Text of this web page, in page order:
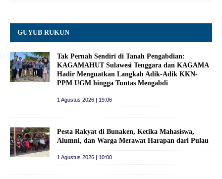
GUYUB RUKUN
Tak Pernah Sendiri di Tanah Pengabdian:
KAGAMAHUT Sulawesi Tenggara dan KAGAMA
Hadir Menguatkan Langkah Adik-Adik KKN-
PPM UGM hingga Tuntas Mengabdi
1 Agustus 2026 | 19:06
Pesta Rakyat di Bunaken, Ketika Mahasiswa,
Alumni, dan Warga Merawat Harapan dari Pulau
1 Agustus 2026 | 10:00